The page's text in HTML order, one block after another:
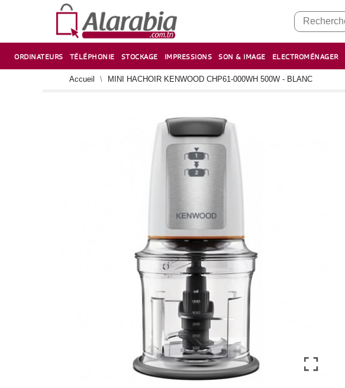
ORDINATEURS TÉLÉPHONIE STOCKAGE IMPRESSIONS SON & IMAGE ELECTROMÉNAGER
Accueil MINI HACHOIR KENWOOD CHP61-000WH 500W - BLANC